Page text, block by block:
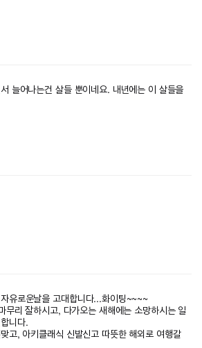
늘어나는건 살들 뿐이네요. 내년에는 이 살들을
유로운날을 고대합니다...화이팅~~~~
리 잘하시고, 다가오는 새해에는 소망하시는 일
니다.
고, 아키클래식 신발신고 따뜻한 해외로 여행갈